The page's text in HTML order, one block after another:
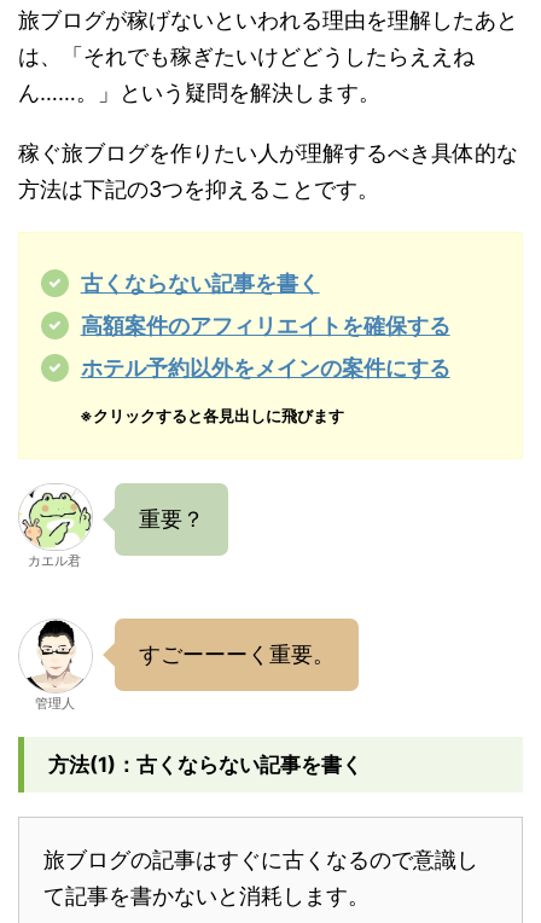
旅ブログが稼げないといわれる理由を理解したあと
は、「それでも稼ぎたいけどどうしたらええね
ん……。」という疑問を解決します。
稼ぐ旅ブログを作りたい人が理解するべき具体的な
方法は下記の3つを抑えることです。
古くならない記事を書く
高額案件のアフィリエイトを確保する
ホテル予約以外をメインの案件にする
※クリックすると各見出しに飛びます
カエル君
重要？
管理人
すごーーーく重要。
方法(1)：古くならない記事を書く
旅ブログの記事はすぐに古くなるので意識し
て記事を書かないと消耗します。